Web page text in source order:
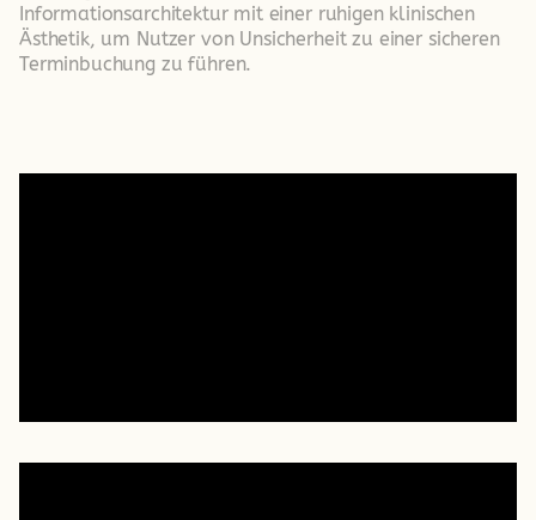
Informationsarchitektur mit einer ruhigen klinischen
Ästhetik, um Nutzer von Unsicherheit zu einer sicheren
Terminbuchung zu führen.